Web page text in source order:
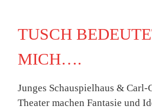
TUSCH
MICH….
Junges Schauspielhaus & Carl-
Theater machen Fantasie und